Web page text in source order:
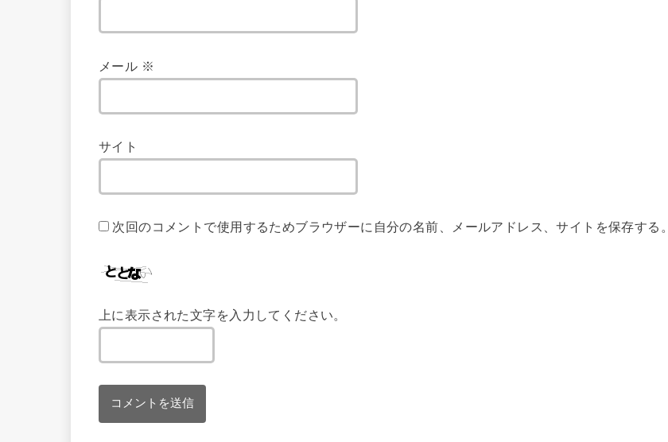
メール ※
サイト
次回のコメントで使用するためブラウザーに自分の名前、メールアドレス、サイトを保存する。
上に表示された文字を入力してください。